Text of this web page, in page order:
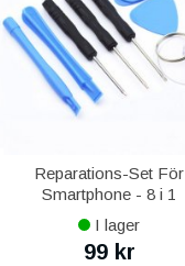
Reparations-Set För
Smartphone - 8 i 1
I lager
99 kr